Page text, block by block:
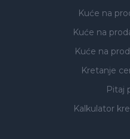
Kuće na
Kuće na
Kuće na
Kretanje
Pitaj
Kalkulator